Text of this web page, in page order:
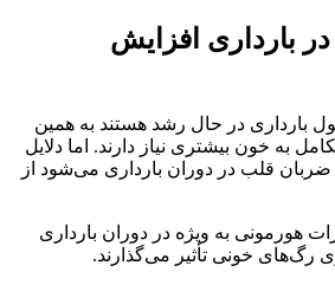
بارداری افزایش
بارداری در حال رشد هستند به همین
به خون بیشتری نیاز دارند. اما دلایل
قلب در دوران بارداری می‌شود از
هورمونی به ویژه در دوران بارداری
رگ‌های خونی تأثیر می‌گذارند.